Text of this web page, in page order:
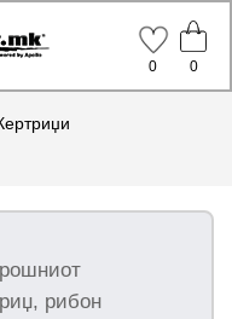
0
0
рибон